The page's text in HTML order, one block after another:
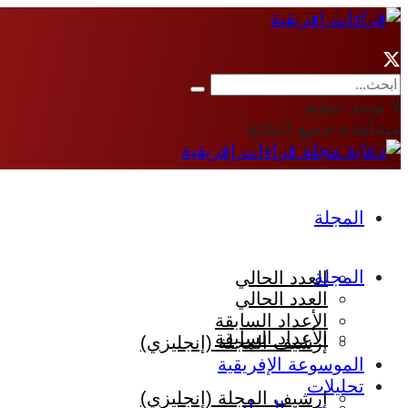
لا توجد نتيجة
مشاهدة جميع النتائج
المجلة
العدد الحالي
الأعداد السابقة
إرشيف المجلة (إنجليزي)
المجلة
العدد الحالي
الأعداد السابقة
إرشيف المجلة (إنجليزي)
الموسوعة الإفريقية
تحليلات